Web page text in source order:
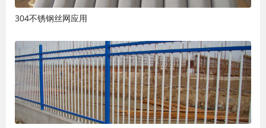
304不锈钢丝网应用